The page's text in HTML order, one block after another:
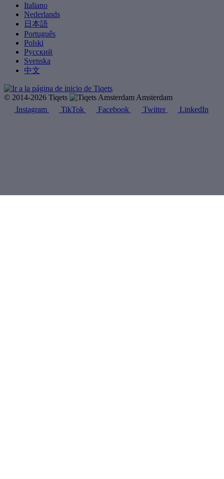
Italiano
Nederlands
日本語
Português
Polski
Русский
Svenska
中文
© 2014-2026 Tiqets
Amsterdam
Instagram
TikTok Facebook Twitter LinkedIn